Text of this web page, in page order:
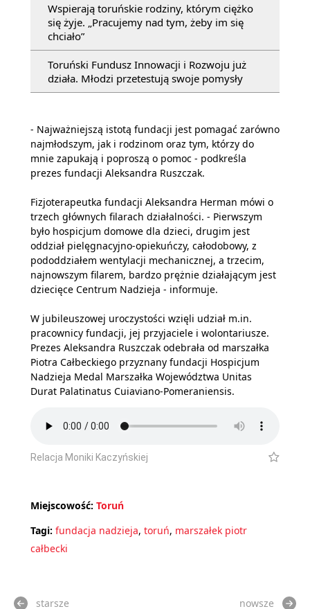
Wspierają toruńskie rodziny, którym ciężko
się żyje. „Pracujemy nad tym, żeby im się
chciało”
Toruński Fundusz Innowacji i Rozwoju już
działa. Młodzi przetestują swoje pomysły
- Najważniejszą istotą fundacji jest pomagać zarówno
najmłodszym, jak i rodzinom oraz tym, którzy do
mnie zapukają i poproszą o pomoc - podkreśla
prezes fundacji Aleksandra Ruszczak.
Fizjoterapeutka fundacji Aleksandra Herman mówi o
trzech głównych filarach działalności. - Pierwszym
było hospicjum domowe dla dzieci, drugim jest
oddział pielęgnacyjno-opiekuńczy, całodobowy, z
pododdziałem wentylacji mechanicznej, a trzecim,
najnowszym filarem, bardzo prężnie działającym jest
dziecięce Centrum Nadzieja - informuje.
W jubileuszowej uroczystości wzięli udział m.in.
pracownicy fundacji, jej przyjaciele i wolontariusze.
Prezes Aleksandra Ruszczak odebrała od marszałka
Piotra Całbeckiego przyznany fundacji Hospicjum
Nadzieja Medal Marszałka Województwa Unitas
Durat Palatinatus Cuiaviano-Pomeraniensis.
Relacja Moniki Kaczyńskiej
Miejscowość: Toruń
Tagi: fundacja nadzieja, toruń, marszałek piotr
całbecki
starsze nowsze